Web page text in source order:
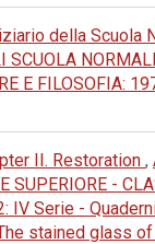
della Scuola
SCUOLA
E FILOSOFIA:
II. Restoration ,
SUPERIORE -
IV Serie -
stained glass